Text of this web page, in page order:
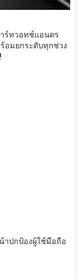
าร์ทวอทช์แอนดร
อมยกระดับทุกช่วง
าปกป้องผู้ใช้มือถือ